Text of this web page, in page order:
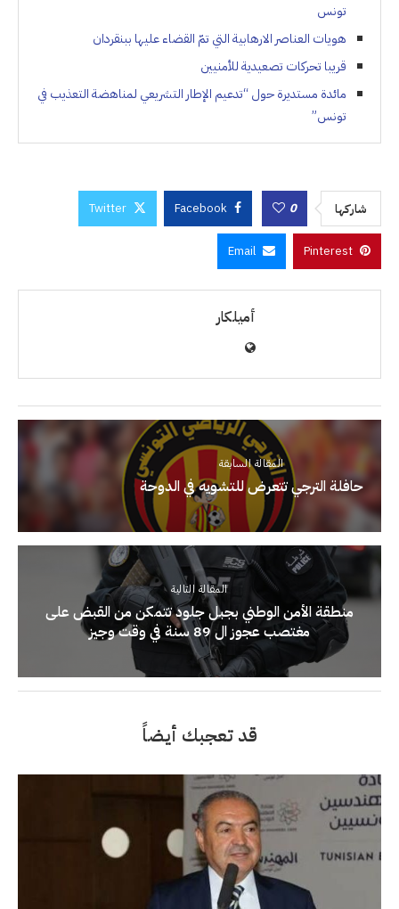
تونس
هويات العناصر الارهابية التي تمّ القضاء عليها ببنقردان
قريبا تحركات تصعيدية للأمنيين
مائدة مستديرة حول “تدعيم الإطار التشريعي لمناهضة التعذيب في
تونس”
شاركها 0
Facebook
Twitter
Pinterest
Email
أميلكار
المقالة السابقة
حافلة الترجي تتعرض للتشويه في الدوحة
المقالة التالية
منطقة الأمن الوطني بجبل جلود تتمكن من القبض على
مغتصب عجوز ال 89 سنة في وقت وجيز
قد تعجبك أيضاً